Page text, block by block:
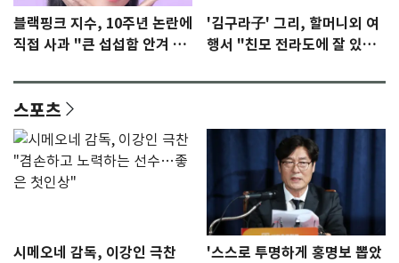
블랙핑크 지수, 10주년 논란에
직접 사과 "큰 섭섭함 안겨 미
'김구라子' 그리, 할머니외 여
행서 "친모 전라도에 잘 있
스포츠
시메오네 감독, 이강인 극찬
'스스로 투명하게 홍명보 뽑았